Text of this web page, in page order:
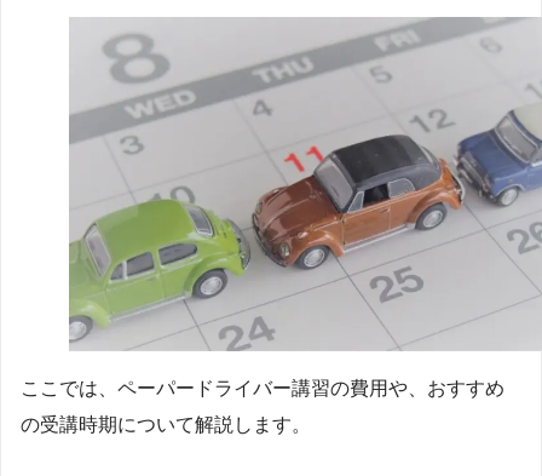
ここでは、ペーパードライバー講習の費用や、おすすめ
の受講時期について解説します。